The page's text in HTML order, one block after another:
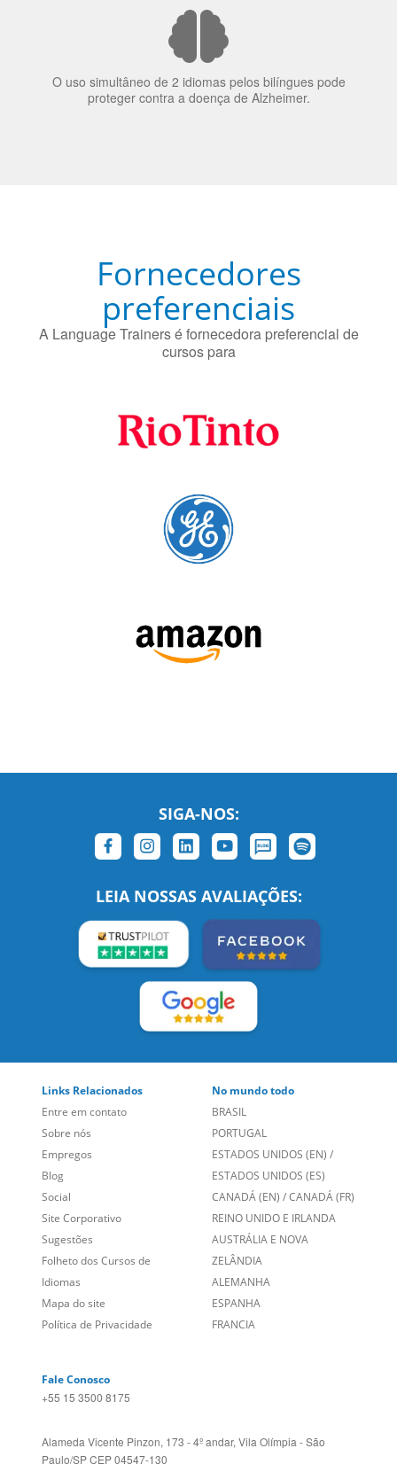
O uso simultâneo de 2 idiomas pelos bilíngues pode
proteger contra a doença de Alzheimer.
preferenciais
A Language Trainers é fornecedora preferencial de
cursos para
SIGA-NOS:
LEIA NOSSAS AVALIAÇÕES:
Sobre nós
Empregos
Blog
Social
Site Corporativo
Sugestões
Folheto dos Cursos de
Idiomas
Mapa do site
Política de Privacidade
PORTUGAL
ESTADOS UNIDOS (EN)
ESTADOS UNIDOS (ES)
CANADÁ (EN)/CANADÁ (FR)
REINO UNIDO E IRLANDA
AUSTRÁLIA E NOVA
ZELÂNDIA
ALEMANHA
ESPANHA
FRANCIA
Alameda Vicente Pinzon, 173 - 4º andar, Vila Olímpia - São
Language Trainers,fundada em 2004 fornecendo cursos de
idiomas em mais de 60 cidades em todo o Brasil e Online com